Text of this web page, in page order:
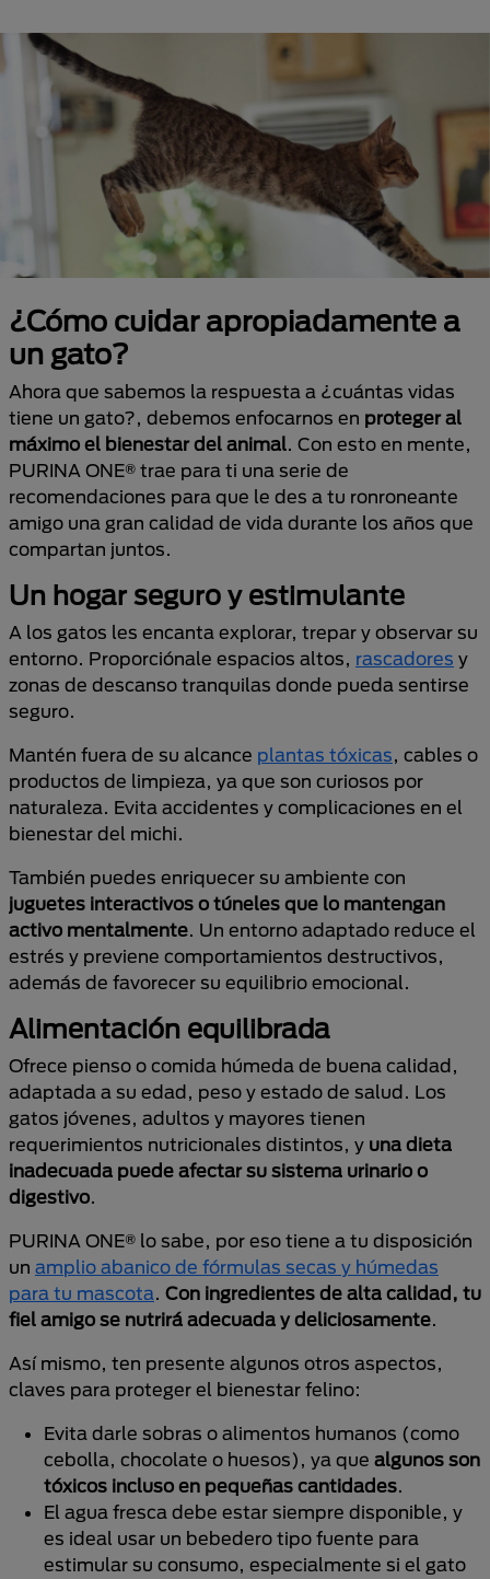
¿Cómo cuidar apropiadamente a
un gato?
Ahora que sabemos la respuesta a ¿cuántas vidas
tiene un gato?, debemos enfocarnos en proteger al
máximo el bienestar del animal. Con esto en mente,
PURINA ONE® trae para ti una serie de
recomendaciones para que le des a tu ronroneante
amigo una gran calidad de vida durante los años que
compartan juntos.
Un hogar seguro y estimulante
A los gatos les encanta explorar, trepar y observar su
entorno. Proporciónale espacios altos, rascadores y
zonas de descanso tranquilas donde pueda sentirse
seguro.
Mantén fuera de su alcance plantas tóxicas, cables o
productos de limpieza, ya que son curiosos por
naturaleza. Evita accidentes y complicaciones en el
bienestar del michi.
También puedes enriquecer su ambiente con
juguetes interactivos o túneles que lo mantengan
activo mentalmente. Un entorno adaptado reduce el
estrés y previene comportamientos destructivos,
además de favorecer su equilibrio emocional.
Alimentación equilibrada
Ofrece pienso o comida húmeda de buena calidad,
adaptada a su edad, peso y estado de salud. Los
gatos jóvenes, adultos y mayores tienen
requerimientos nutricionales distintos, y una dieta
inadecuada puede afectar su sistema urinario o
digestivo.
PURINA ONE® lo sabe, por eso tiene a tu disposición
un amplio abanico de fórmulas secas y húmedas
para tu mascota. Con ingredientes de alta calidad, tu
fiel amigo se nutrirá adecuada y deliciosamente.
Así mismo, ten presente algunos otros aspectos,
claves para proteger el bienestar felino:
Evita darle sobras o alimentos humanos (como
cebolla, chocolate o huesos), ya que algunos son
tóxicos incluso en pequeñas cantidades.
El agua fresca debe estar siempre disponible, y
es ideal usar un bebedero tipo fuente para
estimular su consumo, especialmente si el gato